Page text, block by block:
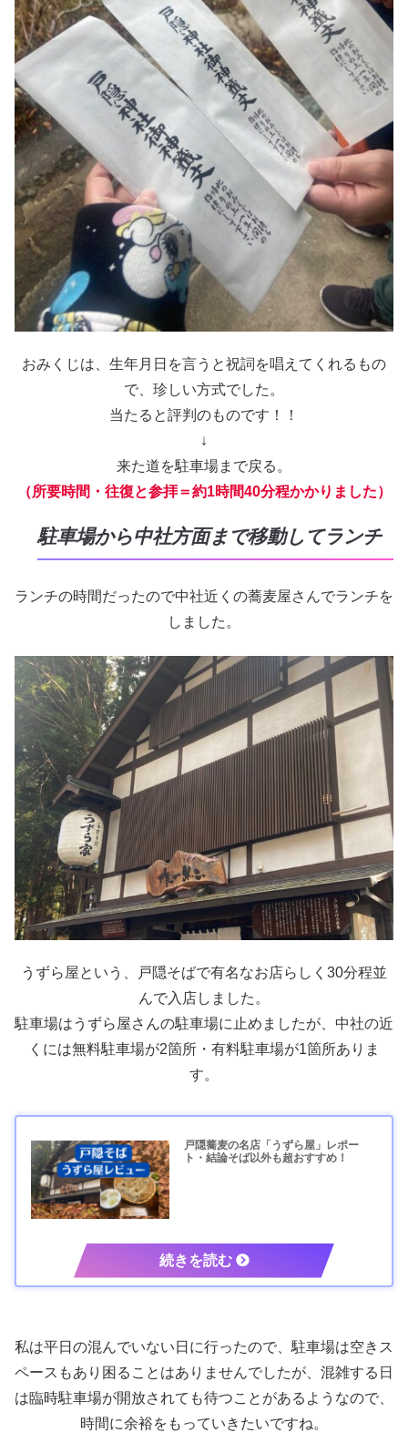
おみくじは、生年月日を言うと祝詞を唱えてくれるもの
で、珍しい方式でした。
当たると評判のものです！！
↓
来た道を駐車場まで戻る。
（所要時間・往復と参拝＝約1時間40分程かかりました）
駐車場から中社方面まで移動してランチ
ランチの時間だったので中社近くの蕎麦屋さんでランチを
しました。
うずら屋という、戸隠そばで有名なお店らしく30分程並
んで入店しました。
駐車場はうずら屋さんの駐車場に止めましたが、中社の近
くには無料駐車場が2箇所・有料駐車場が1箇所ありま
す。
戸隠蕎麦の名店「うずら屋」レポー
ト・結論そば以外も超おすすめ！
私は平日の混んでいない日に行ったので、駐車場は空きス
ペースもあり困ることはありませんでしたが、混雑する日
は臨時駐車場が開放されても待つことがあるようなので、
時間に余裕をもっていきたいですね。